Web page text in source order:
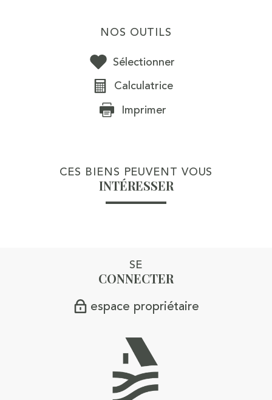
NOS OUTILS
Sélectionner
Calculatrice
Imprimer
CES BIENS PEUVENT VOUS
INTÉRESSER
SE
CONNECTER
espace propriétaire